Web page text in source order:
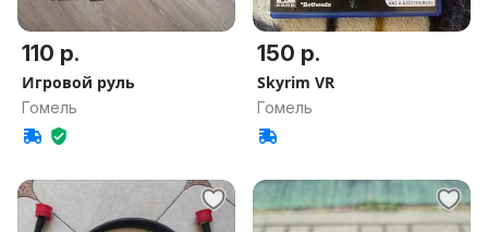
110 р.
Игровой руль
Гомель
150 р.
Skyrim VR
Гомель